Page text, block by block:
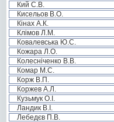
Кий С.В.
Кисельов В.О.
Кінах А.К.
Клімов Л.М.
Ковалевська Ю.С.
Кожара Л.О.
Колесніченко В.В.
Комар М.С.
Корж В.П.
Коржев А.Л.
Кузьмук О.І.
Ландик В.І.
Лебедєв П.В.